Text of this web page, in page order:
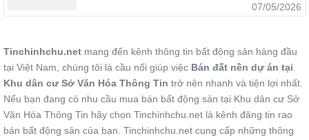
07/05/2026
Tinchinhchu.net mang đến kênh thông tin bất động sản hàng đầu
tại Việt Nam, chúng tôi là cầu nối giúp việc Bán đất nền dự án tại
Khu dân cư Sở Văn Hóa Thông Tin trở nên nhanh và tiện lợi nhất.
Nếu bạn đang có nhu cầu mua bán bất động sản tại Khu dân cư Sở
Văn Hóa Thông Tin hãy chọn Tinchinhchu.net là kênh đăng tin rao
bán bất động sản của bạn. Tinchinhchu.net cung cấp những thông